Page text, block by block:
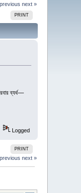
next »
PRINT
ব্যর্থ—
Logged
PRINT
next »